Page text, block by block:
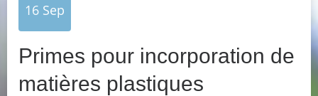
16 Sep
Primes pour incorporation de
matières plastiques